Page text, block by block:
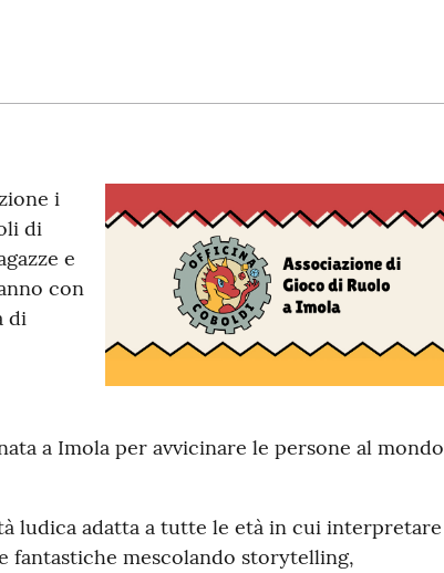
i
di
e
con
di
a Imola per avvicinare le persone al mondo
ludica adatta a tutte le età in cui interpretare
fantastiche mescolando storytelling,